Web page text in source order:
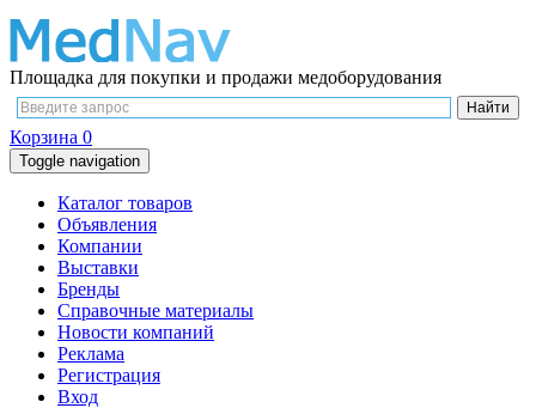
Площадка для покупки и продажи медоборудования
Корзина 0
Toggle navigation
Каталог товаров
Объявления
Компании
Выставки
Бренды
Справочные материалы
Новости компаний
Реклама
Регистрация
Вход